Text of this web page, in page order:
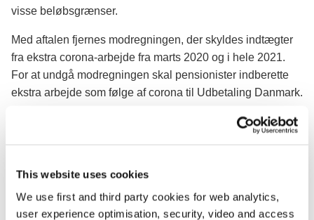
This website uses cookies
We use first and third party cookies for web analytics,
user experience optimisation, security, video and access
visse beløbsgrænser.
Med aftalen fjernes modregningen, der skyldes indtægter
fra ekstra corona-arbejde fra marts 2020 og i hele 2021.
For at undgå modregningen skal pensionister indberette
ekstra arbejde som følge af corona til Udbetaling Danmark.
Merindtægten skal dokumenteres med en lønseddel, og
arbejdsgivererklæring, der bekræfter, at merindtægten er
direkte relateret til corona, og at der er tale om en
arbejdsindsats, som går ud over det, som medarbejderen